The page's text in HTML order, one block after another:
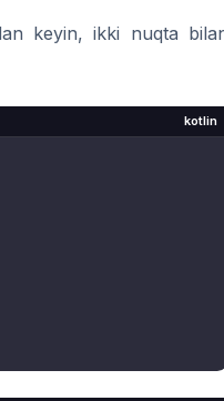
keyin, ikki nuqta
kotlin